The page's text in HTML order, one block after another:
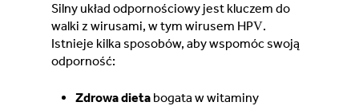
Silny układ odpornościowy jest kluczem do
walki z wirusami, w tym wirusem HPV.
Istnieje kilka sposobów, aby wspomóc swoją
odporność:
Zdrowa dieta bogata w witaminy